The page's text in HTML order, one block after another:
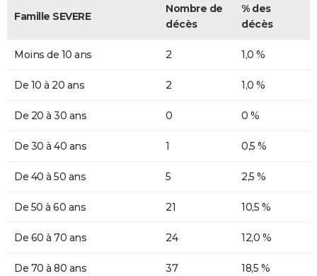
Famille SEVERE
Nombre de
décès
% des
décès
Moins de 10 ans 2 1,0 %
De 10 à 20 ans 2 1,0 %
De 20 à 30 ans 0 0 %
De 30 à 40 ans 1 0,5 %
De 40 à 50 ans 5 2,5 %
De 50 à 60 ans 21 10,5 %
De 60 à 70 ans 24 12,0 %
De 70 à 80 ans 37 18,5 %